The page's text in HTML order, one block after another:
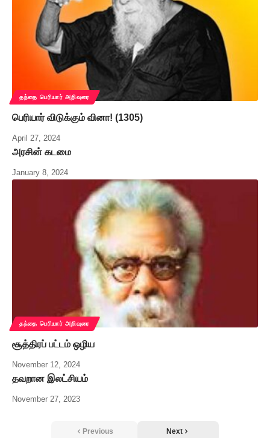
தந்தை பெரியார் அறிவுரை
பெரியார் விடுக்கும் வினா! (1305)
April 27, 2024
அரசின் கடமை
January 8, 2024
தந்தை பெரியார் அறிவுரை
சூத்திரப் பட்டம் ஒழிய
November 12, 2024
தவறான இலட்சியம்
November 27, 2023
Previous Next